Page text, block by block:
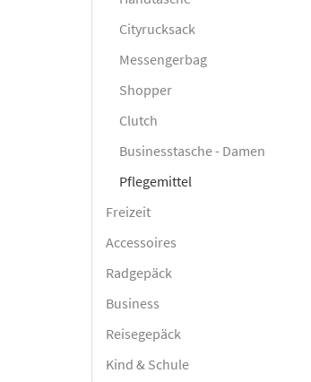
Cityrucksack
Messengerbag
Shopper
Clutch
Businesstasche - Damen
Pflegemittel
Freizeit
Accessoires
Radgepäck
Business
Reisegepäck
Kind & Schule